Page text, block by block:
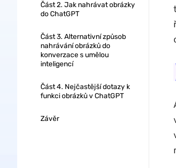
Část 2. Jak nahrávat obrázky
do ChatGPT
Část 3. Alternativní způsob
nahrávání obrázků do
konverzace s umělou
inteligencí
Část 4. Nejčastější dotazy k
funkci obrázků v ChatGPT
Závěr